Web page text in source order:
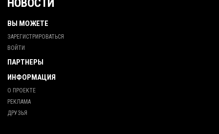
НОВОСТИ
ВЫ МОЖЕТЕ
ЗАРЕГИСТРИРОВАТЬСЯ
ВОЙТИ
ПАРТНЕРЫ
ИНФОРМАЦИЯ
О ПРОЕКТЕ
РЕКЛАМА
ДРУЗЬЯ